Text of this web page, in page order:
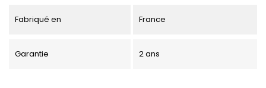
Fabriqué en France
Garantie 2 ans